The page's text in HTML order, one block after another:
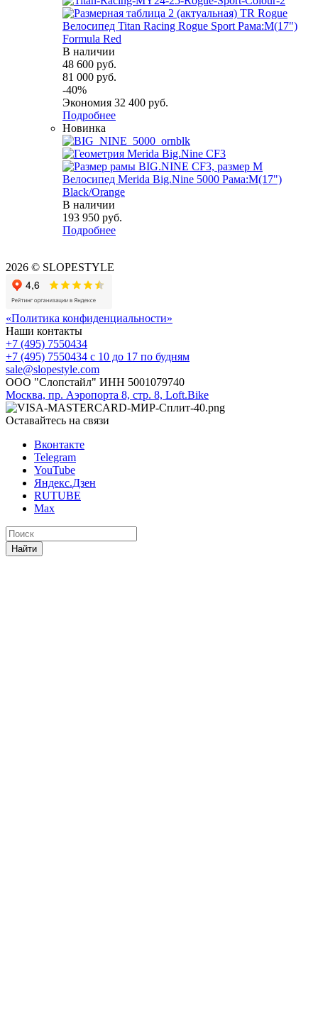
Велосипед Titan Racing Rogue Sport Рама:M(17")
Formula Red
В наличии
48 600 руб.
81 000 руб.
-40%
Экономия 32 400 руб.
Подробнее
Новинка
Велосипед Merida Big.Nine 5000 Рама:M(17")
Black/Orange
В наличии
193 950 руб.
Подробнее
2026 © SLOPESTYLE
«Политика конфиденциальности»
Наши контакты
+7 (495) 7550434
+7 (495) 7550434 с 10 до 17 по будням
sale@slopestyle.com
ООО "Слопстайл" ИНН 5001079740
Москва, пр. Аэропорта 8, стр. 8, Loft.Bike
Оставайтесь на связи
Вконтакте
Telegram
YouTube
Яндекс.Дзен
RUTUBE
Max
Найти